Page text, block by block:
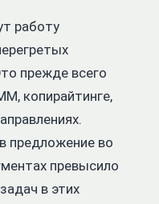
работу
прежде всего
копирайтинге,
предложение во
превысило
в этих